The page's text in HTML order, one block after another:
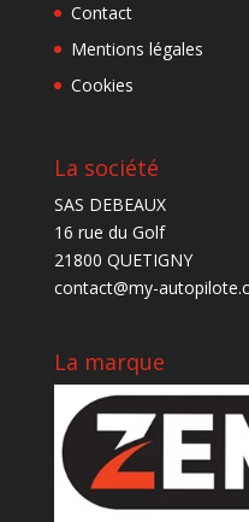
Contact
Mentions légales
Cookies
La société
SAS DEBEAUX
16 rue du Golf
21800 QUETIGNY
contact@my-
La marque